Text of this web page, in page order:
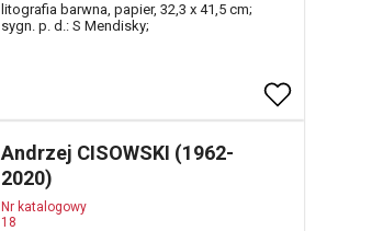
litografia barwna, papier, 32,3 x 41,5 cm;
sygn. p. d.: S Mendisky;
Andrzej CISOWSKI (1962-
2020)
Nr katalogowy
18